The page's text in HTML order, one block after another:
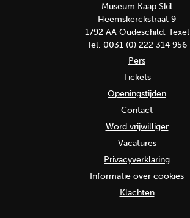
Museum Kaap Skil
Heemskerckstraat 9
1792 AA Oudeschild, Texel
Tel. 0031 (0) 222 314 956
Pers
Tickets
Openingstijden
Contact
Word vrijwilliger
Vacatures
Privacyverklaring
Informatie over cookies
Klachten